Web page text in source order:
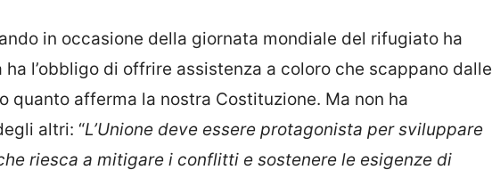
in occasione della giornata mondiale del rifugiato ha
ha l’obbligo di offrire assistenza a coloro che scappano dalle
quanto afferma la nostra Costituzione. Ma non ha
altri: “L’Unione deve essere protagonista per sviluppare
riesca a mitigare i conflitti e sostenere le esigenze di